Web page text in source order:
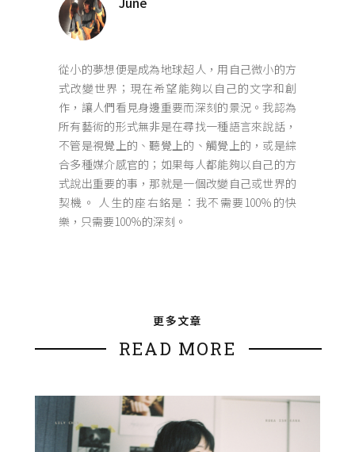
從小的夢想便是成為地球超人，用自己微小的方
式改變世界；現在希望能夠以自己的文字和創
作，讓人們看見身邊重要而深刻的景況。我認為
所有藝術的形式無非是在尋找一種語言來說話，
不管是視覺上的、聽覺上的、觸覺上的，或是綜
合多種媒介感官的；如果每人都能夠以自己的方
式說出重要的事，那就是一個改變自己或世界的
契機。 人生的座右銘是：我不需要100%的快
樂，只需要100%的深刻。
更多文章
READ MORE